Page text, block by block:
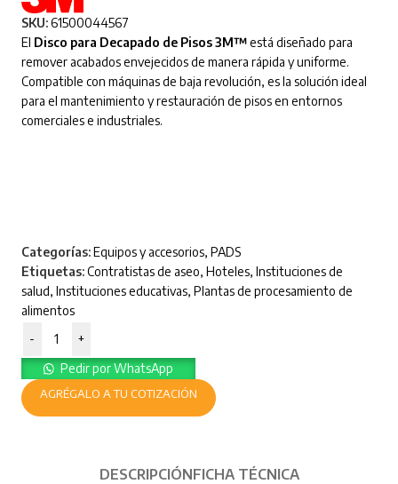
SKU:61500044567
El Disco para Decapado de Pisos 3M™está diseñado para
remover acabados envejecidos de manera rápida y uniforme.
Compatible con máquinas de baja revolución, es la solución ideal
para el mantenimiento y restauración de pisos en entornos
comerciales e industriales.
Categorías:Equipos y accesorios, PADS
Etiquetas:Contratistas de aseo, Hoteles, Instituciones de
salud, Instituciones educativas, Plantas de procesamiento de
alimentos
-
+
Pedir por WhatsApp
AGRÉGALO A TU COTIZACIÓN
DESCRIPCIÓNFICHA TÉCNICA